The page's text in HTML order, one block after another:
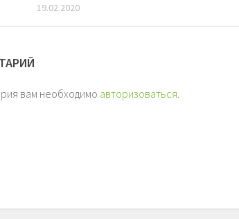
19.02.2020
вам необходимо авторизоваться